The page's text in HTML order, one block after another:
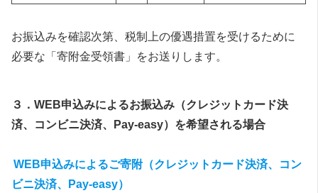
お振込みを確認次第、税制上の優遇措置を受けるために
必要な「寄附金受領書」をお送りします。
３．WEB申込みによるお振込み（クレジットカード決
済、コンビニ決済、Pay-easy）を希望される場合
WEB申込みによるご寄附（クレジットカード決済、コン
ビニ決済、Pay-easy）